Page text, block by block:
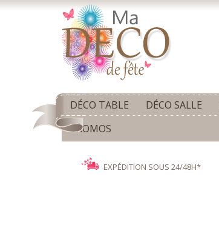
DÉCO TABLE DÉCO SALLE
PROMOS
EXPÉDITION SOUS 24/48H*